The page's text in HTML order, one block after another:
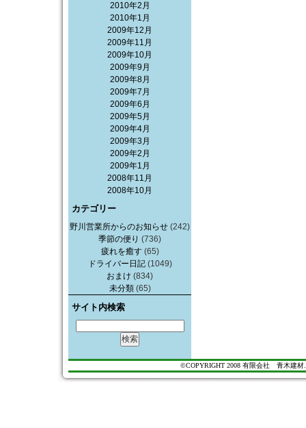
2010年2月
2010年1月
2009年12月
2009年11月
2009年10月
2009年9月
2009年8月
2009年7月
2009年6月
2009年5月
2009年4月
2009年3月
2009年2月
2009年1月
2008年11月
2008年10月
カテゴリー
野川営業所からのお知らせ (242)
季節の便り (736)
疲れを癒す(65)
ドライバー日記(1049)
おまけ (834)
未分類(65)
サイト内検索
©COPYRIGHT 2008 有限会社 青木建材.